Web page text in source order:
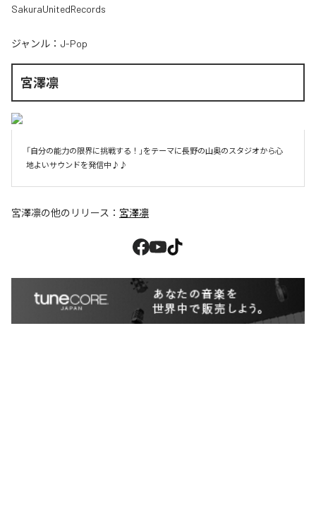
SakuraUnitedRecords
ジャンル： J-Pop
宮澤凛
「自分の能力の限界に挑戦する！」をテーマに長野の山奥のスタジオから心
地よいサウンドを発信中♪♪
宮澤凛の他のリリース： 宮澤凛